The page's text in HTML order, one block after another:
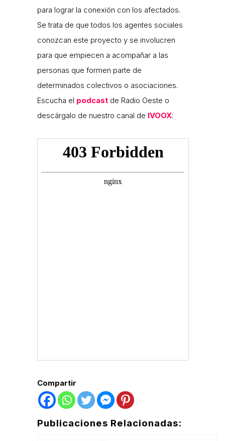
para lograr la conexión con los afectados.
Se trata de que todos los agentes sociales
conozcan este proyecto y se involucren
para que empiecen a acompañar a las
personas que formen parte de
determinados colectivos o asociaciones.
Escucha el podcast de Radio Oeste o
descárgalo de nuestro canal de IVOOX:
Compartir
Publicaciones Relacionadas: